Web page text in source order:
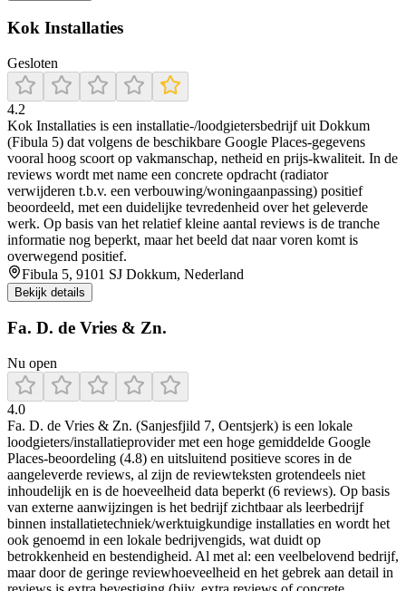
Kok Installaties
Gesloten
4.2
Kok Installaties is een installatie-/loodgietersbedrijf uit Dokkum
(Fibula 5) dat volgens de beschikbare Google Places-gegevens
vooral hoog scoort op vakmanschap, netheid en prijs-kwaliteit. In de
reviews wordt met name een concrete opdracht (radiator
verwijderen t.b.v. een verbouwing/woningaanpassing) positief
beoordeeld, met een duidelijke tevredenheid over het geleverde
werk. Op basis van het relatief kleine aantal reviews is de tranche
informatie nog beperkt, maar het beeld dat naar voren komt is
overwegend positief.
Fibula 5, 9101 SJ Dokkum, Nederland
Bekijk details
Fa. D. de Vries & Zn.
Nu open
4.0
Fa. D. de Vries & Zn. (Sanjesfjild 7, Oentsjerk) is een lokale
loodgieters/installatieprovider met een hoge gemiddelde Google
Places-beoordeling (4.8) en uitsluitend positieve scores in de
aangeleverde reviews, al zijn de reviewteksten grotendeels niet
inhoudelijk en is de hoeveelheid data beperkt (6 reviews). Op basis
van externe aanwijzingen is het bedrijf zichtbaar als leerbedrijf
binnen installatietechniek/werktuigkundige installaties en wordt het
ook genoemd in een lokale bedrijvengids, wat duidt op
betrokkenheid en bestendigheid. Al met al: een veelbelovend bedrijf,
maar door de geringe reviewhoeveelheid en het gebrek aan detail in